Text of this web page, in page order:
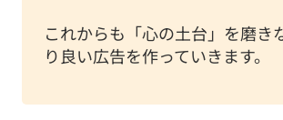
これからも「心の土台」を磨き
り良い広告を作っていきます。